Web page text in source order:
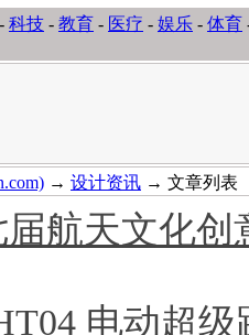
- 科技 - 教育 - 医疗 - 娱乐 - 体育
→ 设计资讯 → 文章列表
届航天文化
电动超级